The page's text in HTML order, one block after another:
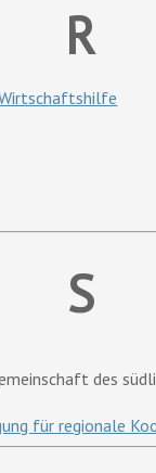
R
S
des
für regionale